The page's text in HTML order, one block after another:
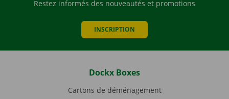
Restez informés des nouveautés et promotions
INSCRIPTION
Dockx Boxes
Cartons de déménagement